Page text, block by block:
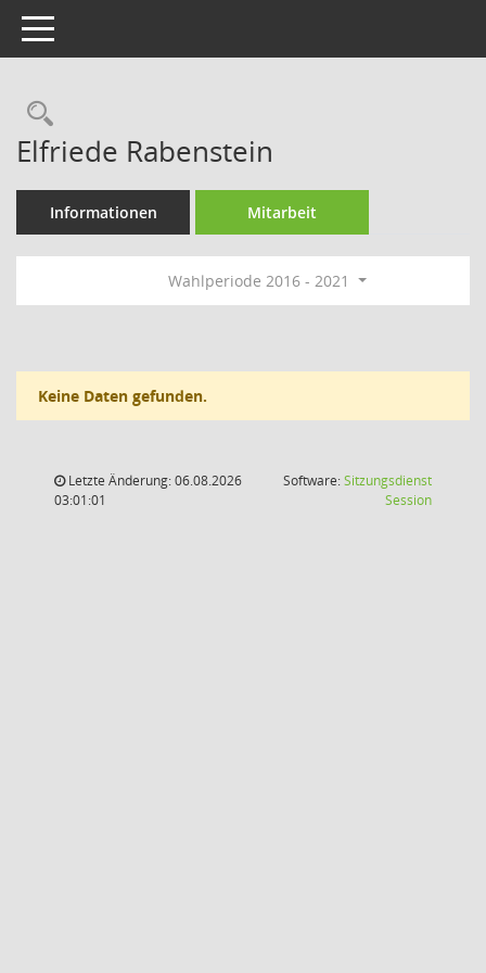
Toggle navigation
Rechercheauswahl
Elfriede Rabenstein
Informationen Mitarbeit
Wahlperiode 2016 - 2021
Keine Daten gefunden.
Letzte Änderung: 06.08.2026
03:01:01
Software:Sitzungsdienst
Session(Wird in